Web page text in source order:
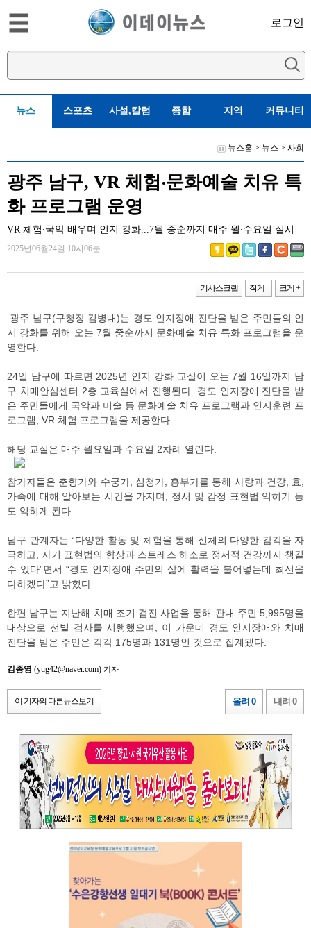
로그인
뉴스 스포츠 사설,칼럼 종합 지역 커뮤니티
뉴스홈 > 뉴스 > 사회
광주 남구, VR 체험‧문화예술 치유 특
화 프로그램 운영
VR 체험‧국악 배우며 인지 강화...7월 중순까지 매주 월‧수요일 실시
2025년06월24일 10시06분
기사스크랩 작게 - 크게 +
광주 남구(구청장 김병내)는 경도 인지장애 진단을 받은 주민들의 인
지 강화를 위해 오는 7월 중순까지 문화예술 치유 특화 프로그램을 운
영한다.
24일 남구에 따르면 2025년 인지 강화 교실이 오는 7월 16일까지 남
구 치매안심센터 2층 교육실에서 진행된다. 경도 인지장애 진단을 받
은 주민들에게 국악과 미술 등 문화예술 치유 프로그램과 인지훈련 프
로그램, VR 체험 프로그램을 제공한다.
해당 교실은 매주 월요일과 수요일 2차례 열린다.
참가자들은 춘향가와 수궁가, 심청가, 흥부가를 통해 사랑과 건강, 효,
가족에 대해 알아보는 시간을 가지며, 정서 및 감정 표현법 익히기 등
도 익히게 된다.
남구 관계자는 “다양한 활동 및 체험을 통해 신체의 다양한 감각을 자
극하고, 자기 표현법의 향상과 스트레스 해소로 정서적 건강까지 챙길
수 있다”면서 “경도 인지장애 주민의 삶에 활력을 불어넣는데 최선을
다하겠다”고 밝혔다.
한편 남구는 지난해 치매 조기 검진 사업을 통해 관내 주민 5,995명을
대상으로 선별 검사를 시행했으며, 이 가운데 경도 인지장애와 치매
진단을 받은 주민은 각각 175명과 131명인 것으로 집계됐다.
김종영 (yug42@naver.com) 기자
이 기자의 다른뉴스보기 올려 0 내려 0